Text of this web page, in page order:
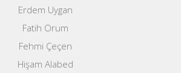
Erdem Uygan
Fatih Orum
Fehmi Çeçen
Hişam Alabed